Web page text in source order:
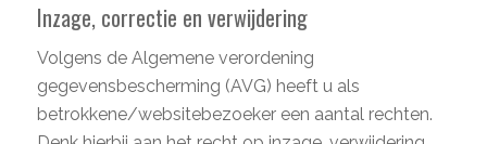
Inzage, correctie en verwijdering
Volgens de Algemene verordening
gegevensbescherming (AVG) heeft u als
betrokkene/websitebezoeker een aantal rechten.